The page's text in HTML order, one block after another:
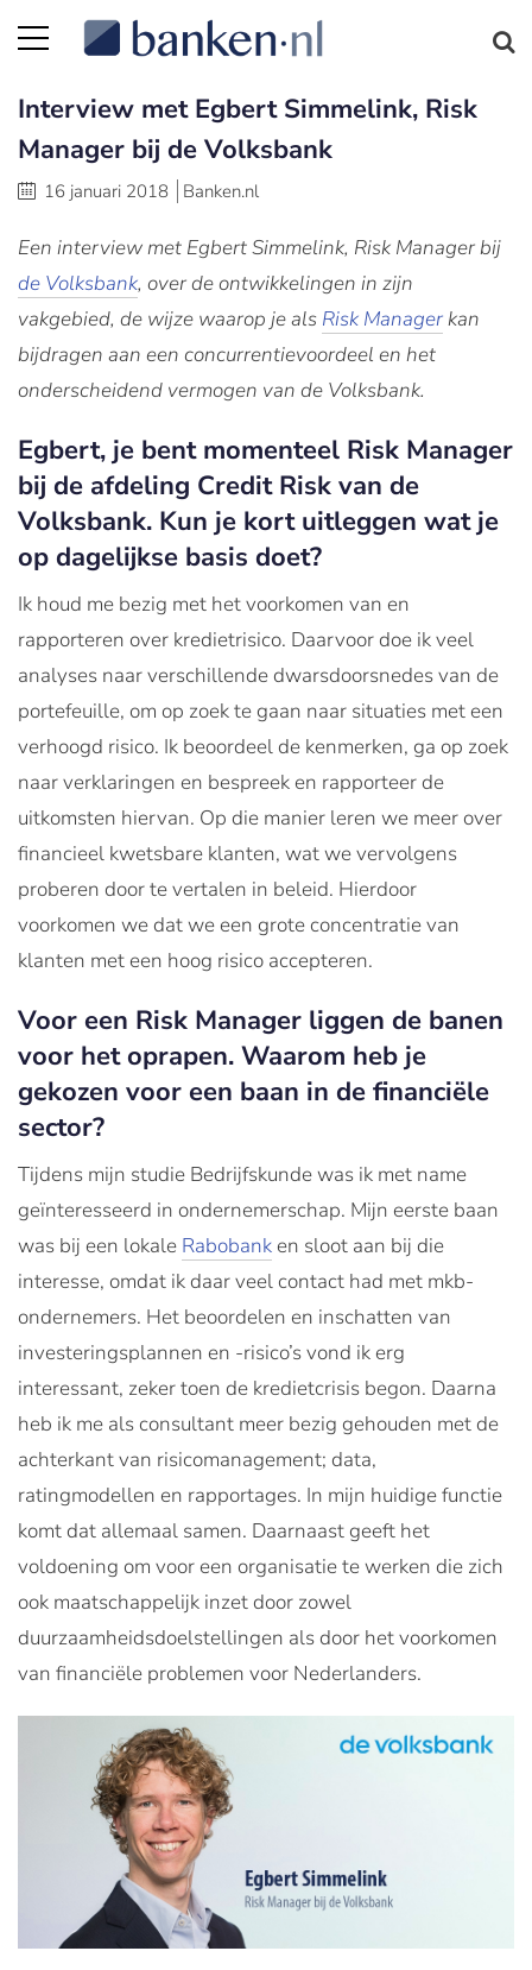
Interview met Egbert Simmelink, Risk
Manager bij de Volksbank
16 januari 2018 Banken.nl
Een interview met Egbert Simmelink, Risk Manager bij
de Volksbank, over de ontwikkelingen in zijn
vakgebied, de wijze waarop je als Risk Managerkan
bijdragen aan een concurrentievoordeel en het
onderscheidend vermogen van de Volksbank.
Egbert, je bent momenteel Risk Manager
bij de afdeling Credit Risk van de
Volksbank. Kun je kort uitleggen wat je
op dagelijkse basis doet?
Ik houd me bezig met het voorkomen van en
rapporteren over kredietrisico. Daarvoor doe ik veel
analyses naar verschillende dwarsdoorsnedes van de
portefeuille, om op zoek te gaan naar situaties met een
verhoogd risico. Ik beoordeel de kenmerken, ga op zoek
naar verklaringen en bespreek en rapporteer de
uitkomsten hiervan. Op die manier leren we meer over
financieel kwetsbare klanten, wat we vervolgens
proberen door te vertalen in beleid. Hierdoor
voorkomen we dat we een grote concentratie van
klanten met een hoog risico accepteren.
Voor een Risk Manager liggen de banen
voor het oprapen. Waarom heb je
gekozen voor een baan in de financiële
sector?
Tijdens mijn studie Bedrijfskunde was ik met name
geïnteresseerd in ondernemerschap. Mijn eerste baan
was bij een lokale Rabobank en sloot aan bij die
interesse, omdat ik daar veel contact had met mkb-
ondernemers. Het beoordelen en inschatten van
investeringsplannen en -risico’s vond ik erg
interessant, zeker toen de kredietcrisis begon. Daarna
heb ik me als consultant meer bezig gehouden met de
achterkant van risicomanagement; data,
ratingmodellen en rapportages. In mijn huidige functie
komt dat allemaal samen. Daarnaast geeft het
voldoening om voor een organisatie te werken die zich
ook maatschappelijk inzet door zowel
duurzaamheidsdoelstellingen als door het voorkomen
van financiële problemen voor Nederlanders.